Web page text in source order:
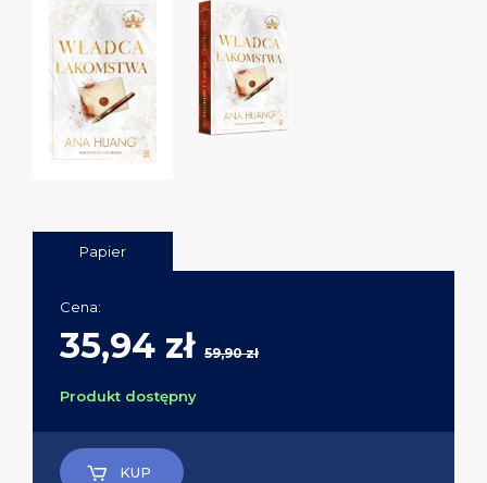
Papier
Cena:
35,94 zł 59,90 zł
Produkt dostępny
KUP